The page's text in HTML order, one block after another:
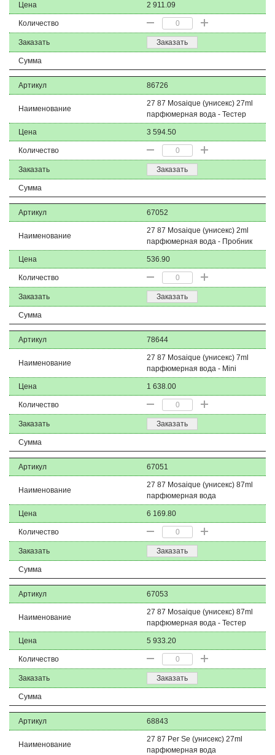
Цена 2 911.09
Количество
Заказать Заказать
Сумма
Артикул 86726
Наименование
27 87 Mosaique (унисекс) 27ml
парфюмерная вода - Тестер
Цена 3 594.50
Количество
Заказать Заказать
Сумма
Артикул 67052
Наименование
27 87 Mosaique (унисекс) 2ml
парфюмерная вода - Пробник
Цена 536.90
Количество
Заказать Заказать
Сумма
Артикул 78644
Наименование
27 87 Mosaique (унисекс) 7ml
парфюмерная вода - Mini
Цена 1 638.00
Количество
Заказать Заказать
Сумма
Артикул 67051
Наименование
27 87 Mosaique (унисекс) 87ml
парфюмерная вода
Цена 6 169.80
Количество
Заказать Заказать
Сумма
Артикул 67053
Наименование
27 87 Mosaique (унисекс) 87ml
парфюмерная вода - Тестер
Цена 5 933.20
Количество
Заказать Заказать
Сумма
Артикул 68843
Наименование
27 87 Per Se (унисекс) 27ml
парфюмерная вода